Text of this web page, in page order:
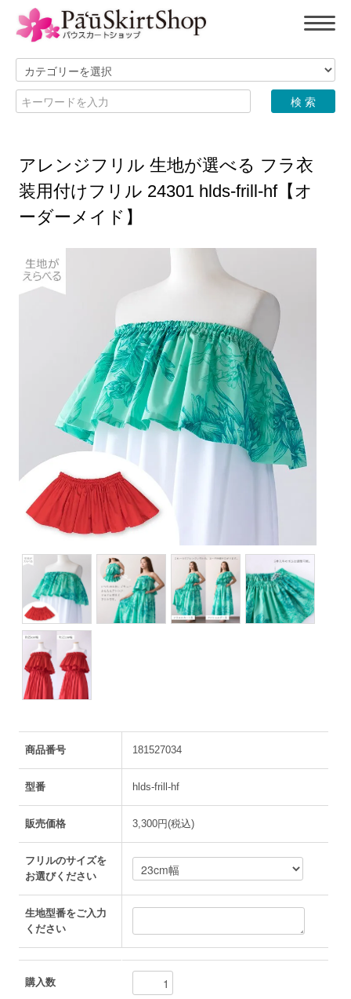
アレンジフリル 生地が選べる フラ衣
装用付けフリル 24301 hlds-frill-hf【オ
ーダーメイド】
商品番号 181527034
型番 hlds-frill-hf
販売価格 3,300円(税込)
フリルのサイズを
お選びください
生地型番をご入力
ください
購入数